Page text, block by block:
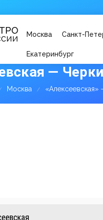
Москва Санкт-
Екатеринбург
—
Москва «Алексеевская»